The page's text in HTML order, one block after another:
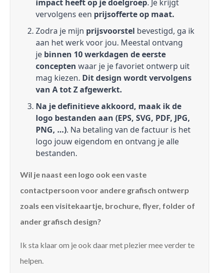
impact heeft op je doelgroep. Je krijgt
vervolgens een prijsofferte op maat.
Zodra je mijn prijsvoorstel bevestigd, ga ik
aan het werk voor jou. Meestal ontvang
je binnen 10 werkdagen de eerste
concepten waar je je favoriet ontwerp uit
mag kiezen. Dit design wordt vervolgens
van A tot Z afgewerkt.
Na je definitieve akkoord, maak ik de
logo bestanden aan (EPS, SVG, PDF, JPG,
PNG, …). Na betaling van de factuur is het
logo jouw eigendom en ontvang je alle
bestanden.
Wil je naast een logo ook een vaste
contactpersoon voor andere grafisch ontwerp
zoals een visitekaartje, brochure, flyer, folder of
ander grafisch design?
Ik sta klaar om je ook daar met plezier mee verder te
helpen.